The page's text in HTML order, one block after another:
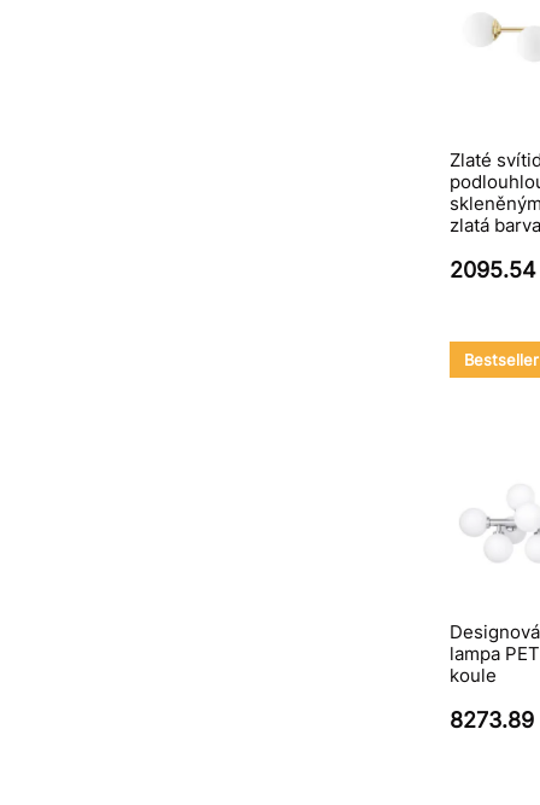
Zlaté
zlatá
2095.54
Bestseller
lampa
koule
8273.89